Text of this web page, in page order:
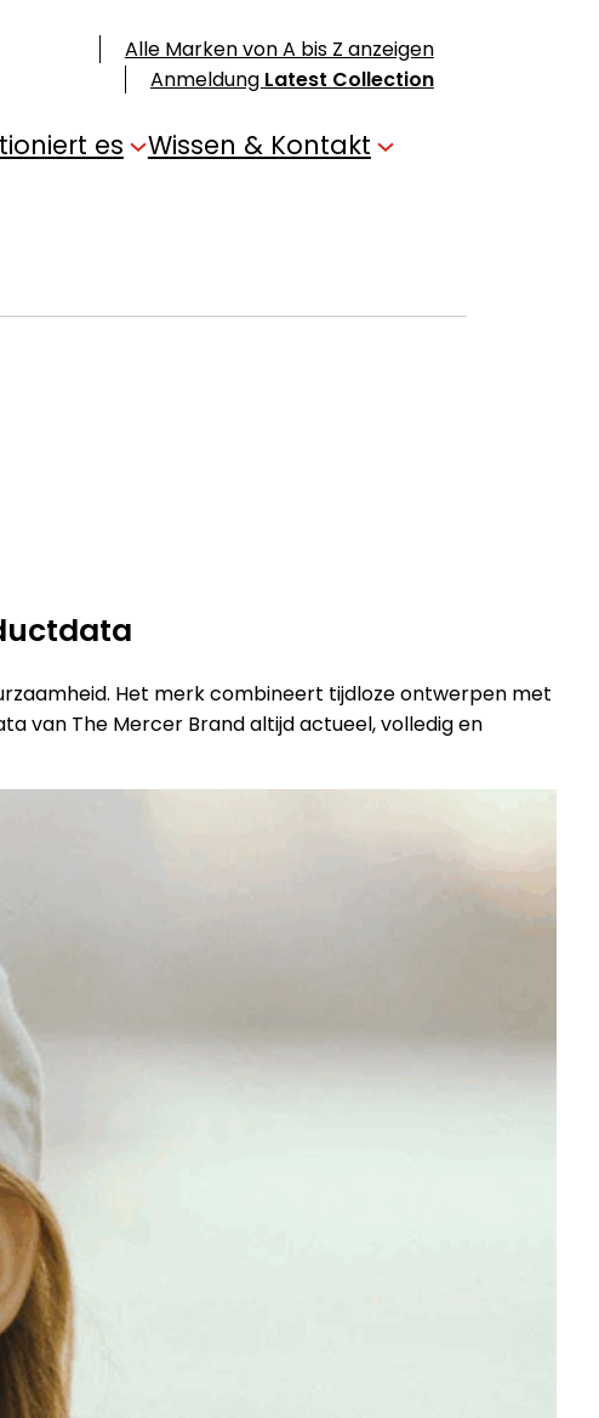
Alle Marken von A bis Z anzeigen
Anmeldung Latest Collection
es Wissen & Kontakt
Het merk combineert tijdloze ontwerpen met
van The Mercer Brand altijd actueel, volledig en